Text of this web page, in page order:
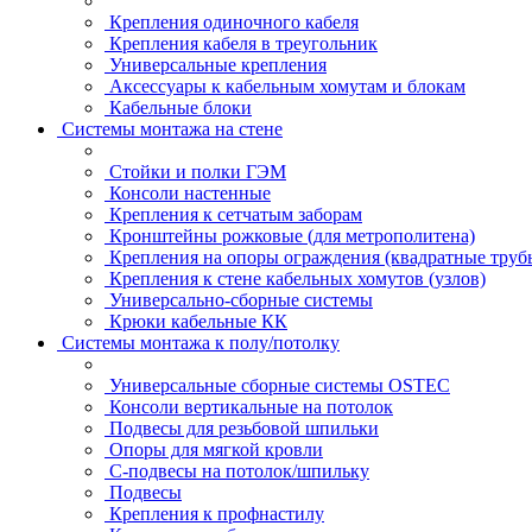
Крепления одиночного кабеля
Крепления кабеля в треугольник
Универсальные крепления
Аксессуары к кабельным хомутам и блокам
Кабельные блоки
Системы монтажа на стене
Стойки и полки ГЭМ
Консоли настенные
Крепления к сетчатым заборам
Кронштейны рожковые (для метрополитена)
Крепления на опоры ограждения (квадратные
Крепления к стене кабельных хомутов (узлов)
Универсально-сборные системы
Крюки кабельные КК
Системы монтажа к полу/потолку
Универсальные сборные системы OSTEC
Консоли вертикальные на потолок
Подвесы для резьбовой шпильки
Опоры для мягкой кровли
С-подвесы на потолок/шпильку
Подвесы
Крепления к профнастилу